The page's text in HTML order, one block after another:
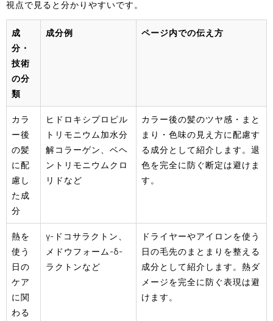
視点で見ると分かりやすいです。
成
分・
技術
の分
類
成分例 ページ内での伝え方
カラ
ー後
の髪
に配
慮し
た成
分
ヒドロキシプロピル
トリモニウム加水分
解コラーゲン、ベヘ
ントリモニウムクロ
リドなど
カラー後の髪のツヤ感・まと
まり・色味の見え方に配慮す
る成分として紹介します。退
色を完全に防ぐ断定は避けま
す。
熱を
使う
日の
ケア
に関
わる
γ-ドコサラクトン、
メドウフォーム-δ-
ラクトンなど
ドライヤーやアイロンを使う
日の毛先のまとまりを整える
成分として紹介します。熱ダ
メージを完全に防ぐ表現は避
けます。